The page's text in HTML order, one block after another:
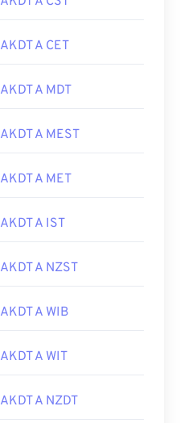
AKDT A CET
AKDT A MDT
AKDT A MEST
AKDT A MET
AKDT A IST
AKDT A NZST
AKDT A WIB
AKDT A WIT
AKDT A NZDT